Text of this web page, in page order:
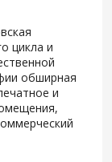
цикла и
обширная
и